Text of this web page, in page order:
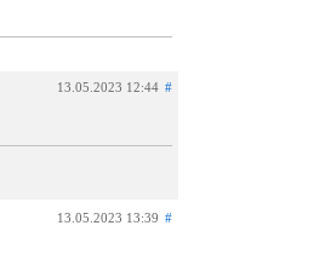
13.05.2023 12:44 #
13.05.2023 13:39 #